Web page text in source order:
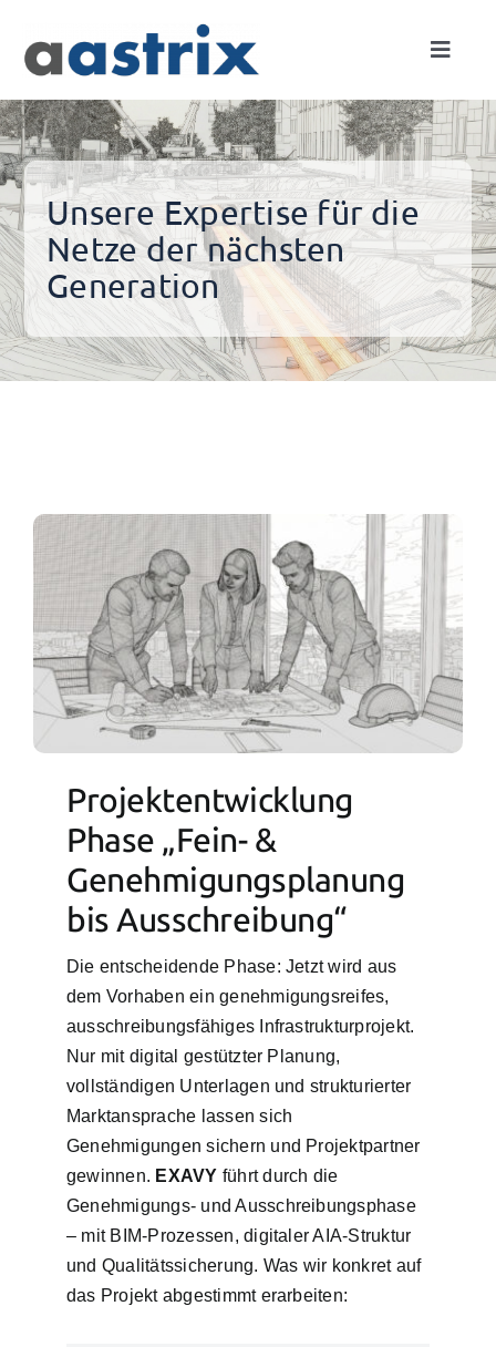
content
Toggle
Expertise
Netze
Projekte
Unsere Expertise für die
Netze der nächsten
Generation
Projektentwicklung
Phase „Fein- &
Genehmigungsplanung
bis Ausschreibung“
Die entscheidende Phase: Jetzt wird aus
dem Vorhaben ein genehmigungsreifes,
ausschreibungsfähiges Infrastrukturprojekt.
Nur mit digital gestützter Planung,
vollständigen Unterlagen und strukturierter
Marktansprache lassen sich
Genehmigungen sichern und Projektpartner
gewinnen. EXAVY führt durch die
Genehmigungs- und Ausschreibungsphase
– mit BIM-Prozessen, digitaler AIA-Struktur
und Qualitätssicherung. Was wir konkret auf
das Projekt abgestimmt erarbeiten: